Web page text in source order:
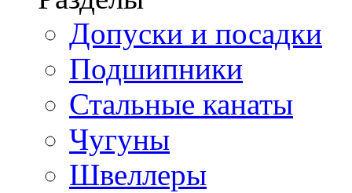
Допуски и посадки
Подшипники
Стальные канаты
Чугуны
Швеллеры